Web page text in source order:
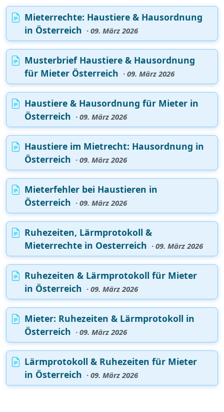
Mieterrechte: Haustiere & Hausordnung
in Österreich · 09. März 2026
Musterbrief Haustiere & Hausordnung
für Mieter Österreich · 09. März 2026
Haustiere & Hausordnung für Mieter in
Österreich · 09. März 2026
Haustiere im Mietrecht: Hausordnung in
Österreich · 09. März 2026
Mieterfehler bei Haustieren in
Österreich · 09. März 2026
Ruhezeiten, Lärmprotokoll &
Mieterrechte in Oesterreich · 09. März 2026
Ruhezeiten & Lärmprotokoll für Mieter
in Österreich · 09. März 2026
Mieter: Ruhezeiten & Lärmprotokoll in
Österreich · 09. März 2026
Lärmprotokoll & Ruhezeiten für Mieter
in Österreich · 09. März 2026